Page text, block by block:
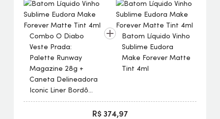
Combo O Diabo
Veste Prada:
Palette Runway
Magazine 28g +
Caneta Delineadora
Iconic Liner Bordô
0,4ml
Batom Líquido Vinho
Sublime Eudora
Make Forever Matte
Tint 4ml
R$ 374,97